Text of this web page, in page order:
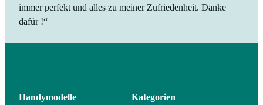
immer perfekt und alles zu meiner Zufriedenheit. Danke
dafür !“
Handymodelle Kategorien